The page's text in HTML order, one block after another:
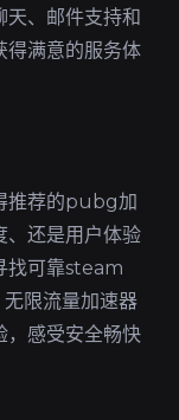
天、邮件支持和
得满意的服务体
推荐的pubg加
、还是用户体验
找可靠steam
限流量加速器
，感受安全畅快